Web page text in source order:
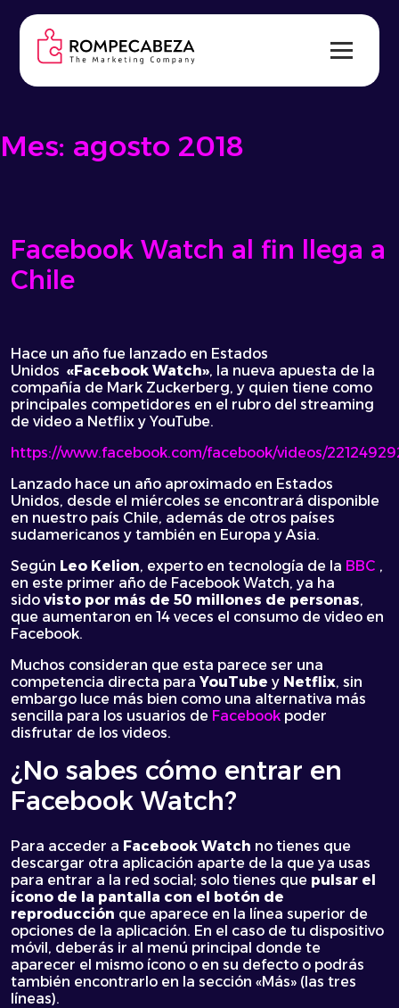
content
Mes: agosto 2018
Facebook Watch al fin llega a
Chile
Hace un año fue lanzado en Estados
Unidos «Facebook Watch», la nueva apuesta de la
compañía de Mark Zuckerberg, y quien tiene como
principales competidores en el rubro del streaming
de video a Netflix y YouTube.
https://www.facebook.com/facebook/videos/
Lanzado hace un año aproximado en Estados
Unidos, desde el miércoles se encontrará disponible
en nuestro país Chile, además de otros países
sudamericanos y también en Europa y Asia.
Según Leo Kelion, experto en tecnología de la BBC ,
en este primer año de Facebook Watch, ya ha
sido visto por más de 50 millones de personas,
que aumentaron en 14 veces el consumo de video en
Facebook.
Muchos consideran que esta parece ser una
competencia directa para YouTube y Netflix, sin
embargo luce más bien como una alternativa más
sencilla para los usuarios de Facebook poder
disfrutar de los videos.
¿No sabes cómo entrar en
Facebook Watch?
Para acceder a Facebook Watch no tienes que
descargar otra aplicación aparte de la que ya usas
para entrar a la red social; solo tienes que pulsar el
ícono de la pantalla con el botón de
reproducción que aparece en la línea superior de
opciones de la aplicación. En el caso de tu dispositivo
móvil, deberás ir al menú principal donde te
aparecer el mismo ícono o en su defecto o podrás
también encontrarlo en la sección «Más» (las tres
líneas).